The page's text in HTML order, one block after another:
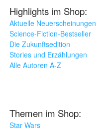
Highlights im Shop:
Aktuelle Neuerscheinungen
Science-Fiction-Bestseller
Die Zukunftsedition
Stories und Erzählungen
Alle Autoren A-Z
Themen im Shop:
Star Wars